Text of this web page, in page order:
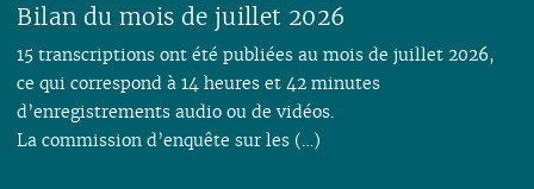
Bilan du mois de juillet 2026
15 transcriptions ont été publiées au mois de juillet 2026,
ce qui correspond à 14 heures et 42 minutes
d’enregistrements audio ou de vidéos.
La commission d’enquête sur les (…)